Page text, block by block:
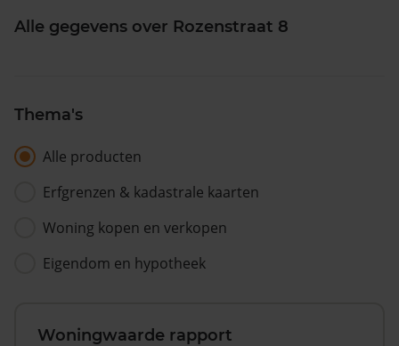
Alle gegevens over Rozenstraat 8
Thema's
Alle producten
Erfgrenzen & kadastrale kaarten
Woning kopen en verkopen
Eigendom en hypotheek
Woningwaarde rapport